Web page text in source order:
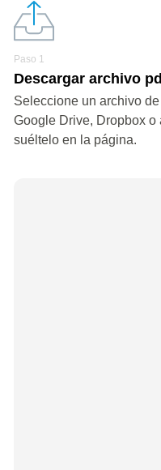
Paso 1
Descargar archivo
Seleccione un archivo
Google Drive, Dropbox o
suéltelo en la página.